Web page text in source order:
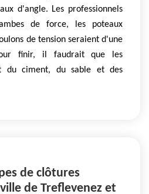
d'angle. Les professionnels
de force, les poteaux
de tension seraient d'une
finir, il faudrait que les
du ciment, du sable et des
de clôtures
de Treflevenez et